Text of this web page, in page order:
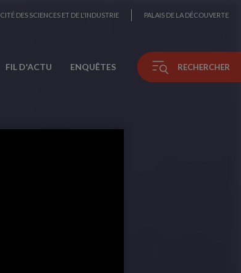
CITÉ DES SCIENCES ET DE L'INDUSTRIE PALAIS DE LA DÉCOUVERTE
FIL D'ACTU ENQUÊTES RECHERCHER